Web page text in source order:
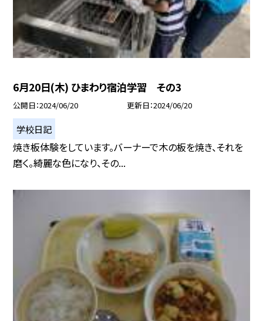
6月20日(木) ひまわり宿泊学習 その3
公開日 2024/06/20 更新日 2024/06/20
学校日記
焼き板体験をしています。バーナーで木の板を焼き、それを
磨く。綺麗な色になり、その...